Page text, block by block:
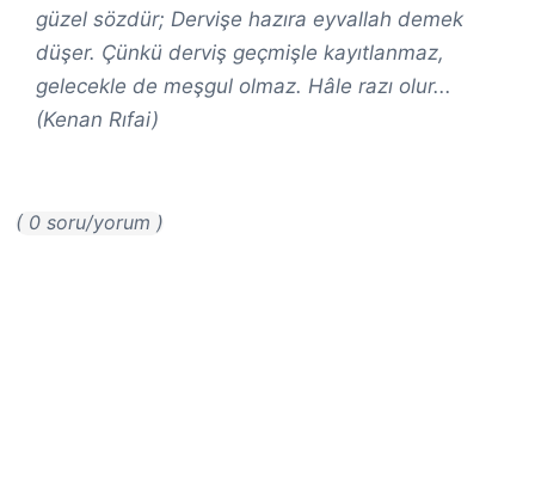
güzel sözdür; Dervişe hazıra eyvallah demek
düşer. Çünkü derviş geçmişle kayıtlanmaz,
gelecekle de meşgul olmaz. Hâle razı olur...
(Kenan Rıfai)
( 0 soru/yorum )